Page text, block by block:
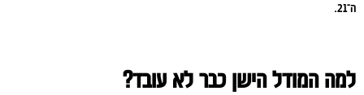
ה־21.
למה המודל הישן כבר לא עובד?